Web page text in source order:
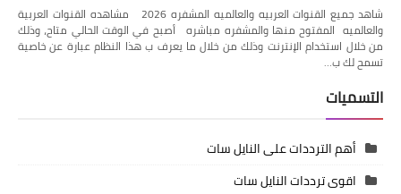
شاهد جميع القنوات العربيه والعالميه المشفره 2026 مشاهده القنوات العربية
والعالميه المفتوح منها والمشفره مباشره أصبح في الوقت الحالي متاح، وذلك
من خلال استخدام الإنترنت وذلك من خلال ما يعرف ب هذا النظام عبارة عن خاصية
تسمح لك ب…
التسميات
أهم الترددات على النايل سات
اقوى ترددات النايل سات